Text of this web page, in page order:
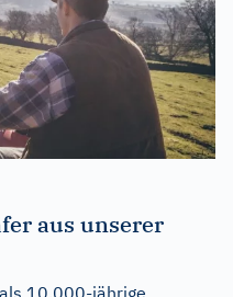
aus unserer
10.000-jährige